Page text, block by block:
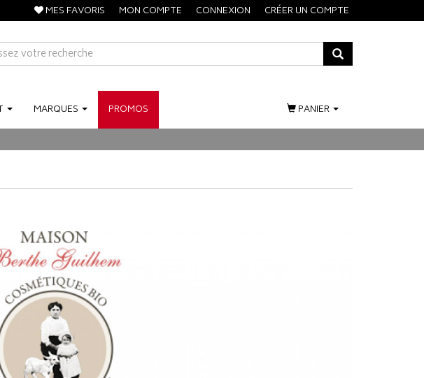
MES FAVORIS MON COMPTE CONNEXION CRÉER UN COMPTE
MARQUES PROMOS PANIER